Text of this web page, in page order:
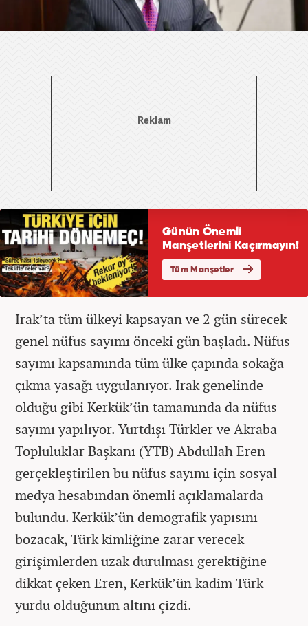
Irak’ta tüm ülkeyi kapsayan ve 2 gün sürecek
genel nüfus sayımı önceki gün başladı. Nüfus
sayımı kapsamında tüm ülke çapında sokağa
çıkma yasağı uygulanıyor. Irak genelinde
olduğu gibi Kerkük’ün tamamında da nüfus
sayımı yapılıyor. Yurtdışı Türkler ve Akraba
Topluluklar Başkanı (YTB) Abdullah Eren
gerçekleştirilen bu nüfus sayımı için sosyal
medya hesabından önemli açıklamalarda
bulundu. Kerkük’ün demografik yapısını
bozacak, Türk kimliğine zarar verecek
girişimlerden uzak durulması gerektiğine
dikkat çeken Eren, Kerkük’ün kadim Türk
yurdu olduğunun altını çizdi.